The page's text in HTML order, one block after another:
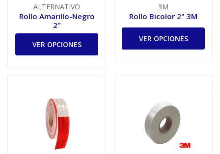
ALTERNATIVO
Rollo Amarillo-Negro
2"
VER OPCIONES
3M
Rollo Bicolor 2" 3M
VER OPCIONES